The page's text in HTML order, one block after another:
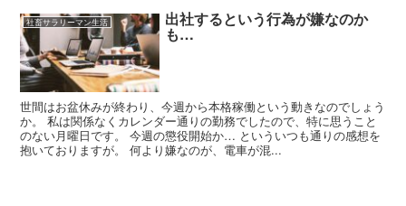
社畜サラリーマン生活 出社するという行為が嫌なのか
も…
世間はお盆休みが終わり、今週から本格稼働という動きなのでしょう
か。 私は関係なくカレンダー通りの勤務でしたので、特に思うこと
のない月曜日です。 今週の懲役開始か… といういつも通りの感想を
抱いておりますが。 何より嫌なのが、電車が混...